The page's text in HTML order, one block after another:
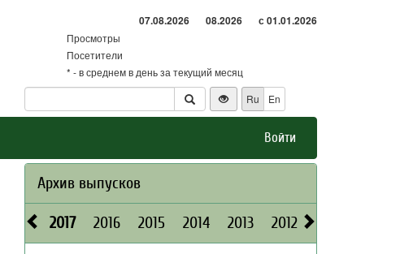
07.08.2026 08.2026 с 01.01.2026
Просмотры
Посетители
* - в среднем в день за текущий месяц
Ru
En
Войти
Архив выпусков
2017 2016 2015 2014 2013 2012